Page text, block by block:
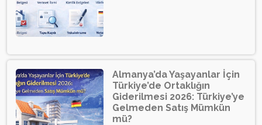
Almanya’da Yaşayanlar İçin
Türkiye’de Ortaklığın
Giderilmesi 2026: Türkiye’ye
Gelmeden Satış Mümkün
mü?